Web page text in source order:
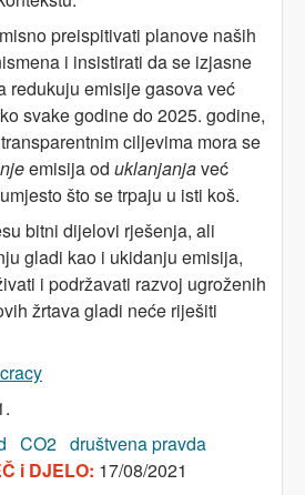
preispitivati planove naših
i insistirati da se izjasne
redukuju emisije gasova već
svake godine do 2025. godine,
ciljevima mora se
emisija od uklanjanjaveć
što se trpaju u isti koš.
bitni dijelovi rješenja, ali
gladi kao i ukidanju emisija,
i podržavati razvoj ugroženih
žrtava gladi neće riješiti
CO2 društvena pravda
i DJELO: 17/08/2021